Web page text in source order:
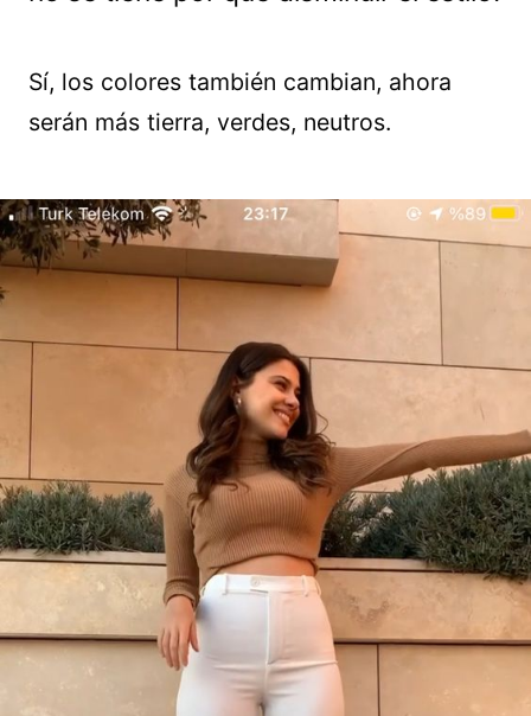
Sí, los colores también cambian, ahora
serán más tierra, verdes, neutros.